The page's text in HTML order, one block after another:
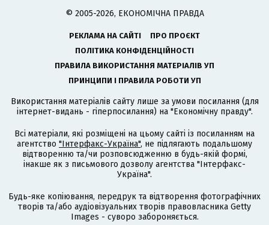
© 2005-2026, ЕКОНОМІЧНА ПРАВДА
РЕКЛАМА НА САЙТІ
ПРО ПРОЄКТ
ПОЛІТИКА КОНФІДЕНЦІЙНОСТІ
ПРАВИЛА ВИКОРИСТАННЯ МАТЕРІАЛІВ УП
ПРИНЦИПИ І ПРАВИЛА РОБОТИ УП
Використання матеріалів сайту лише за умови посилання (для
інтернет-видань - гіперпосилання) на "Економічну правду".
Всі матеріали, які розміщені на цьому сайті із посиланням на
агентство "Інтерфакс-Україна", не підлягають подальшому
відтворенню та/чи розповсюдженню в будь-якій формі,
інакше як з письмового дозволу агентства "Інтерфакс-
Україна".
Будь-яке копіювання, передрук та відтворення фотографічних
творів та/або аудіовізуальних творів правовласника Getty
Images - суворо забороняється.